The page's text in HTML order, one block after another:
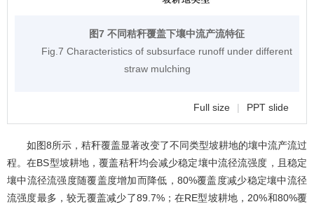
图7 不同秸秆覆盖下壤中流产流特征
Fig.7 Characteristics of subsurface runoff under different
straw mulching
Full size | PPT slide
如图8所示，秸秆覆盖显著改变了不同类型坡耕地的壤中流产流过
程。在BS型坡耕地，覆盖秸秆均会减少稳定壤中流径流强度，且稳定
壤中流径流强度随覆盖度增加而降低，80%覆盖度减少稳定壤中流径
流强度最多，较无覆盖减少了89.7%；在RE型坡耕地，20%和80%覆